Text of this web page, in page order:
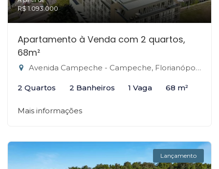
R$ 1.093.000
Apartamento à Venda com 2 quartos,
68m²
Avenida Campeche - Campeche, Florianópolis-SC
2 Quartos 2 Banheiros 1 Vaga 68 m²
Mais informações
Lançamento